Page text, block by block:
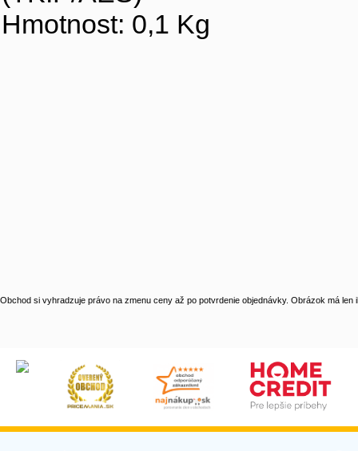
Hmotnost: 0,1 Kg
Obchod si vyhradzuje právo na zmenu ceny až po potvrdenie objednávky. Obrázok má len